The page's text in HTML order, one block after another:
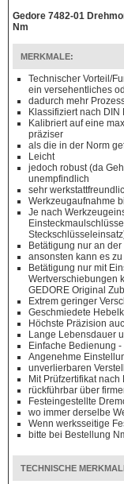
Gedore 7482-01
Nm
MERKMALE:
Technischer Vorteil/
ein versehentliches
dadurch mehr
Klassifiziert nach DIN
Kalibriert auf eine
präziser
als die in der Norm
Leicht
jedoch robust (da
unempfindlich
sehr
Werkzeugaufnahme
Je nach
Betätigung nur an
ansonsten kann es
Betätigung nur mit
Wertverschiebungen
GEDORE Original
Extrem geringer
Geschmiedete
Höchste Präzision
Lange Lebensdauer
Einfache Bedienung
Angenehme
unverlierbaren
Mit Prüfzertifikat
rückführbar über
Festeingestellte
wo immer derselbe
Wenn werksseitige
bitte bei Bestellung
TECHNISCHE